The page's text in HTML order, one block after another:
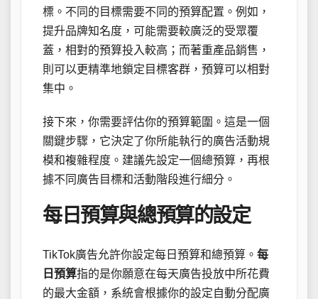
標。不同的目標需要不同的預算配置。例如，
提升品牌知名度，可能需要較廣泛的受眾覆
蓋，相對的預算投入較高；而著重產品銷售，
則可以更精準地鎖定目標客群，預算可以相對
集中。
接下來，你需要評估你的預算範圍。這是一個
關鍵步驟，它決定了你所能執行的廣告活動規
模和複雜程度。建議先設定一個總預算，再根
據不同廣告目標和活動階段進行細分。
每日預算與總預算的設定
TikTok廣告允許你設定每日預算和總預算。 每
日預算指的是你願意在每天廣告投放中所花費
的最大金額，系統會根據你的設定自動分配廣